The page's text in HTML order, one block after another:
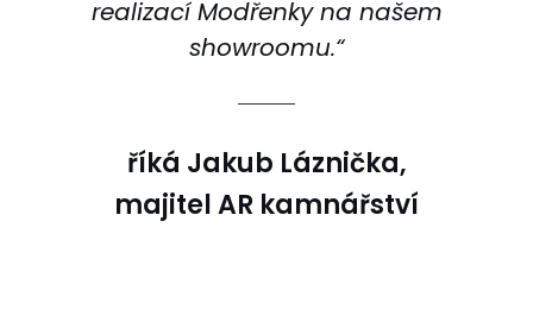
realizací Modřenky na našem
showroomu.“
říká Jakub Láznička,
majitel AR kamnářství